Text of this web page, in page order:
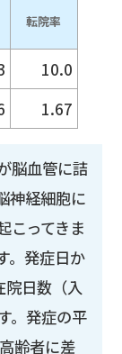
転院率
10.0
1.67
脳血管に詰
神経細胞に
こってきま
。発症日か
院日数（入
。発症の平
齢者に差